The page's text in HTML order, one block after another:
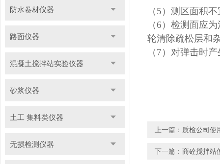
防水卷材仪器
路面仪器
混凝土搅拌站实验仪器
砂浆仪器
土工 集料类仪器
无损检测仪器
（5）测区面积
（6）检测面应
轮清除疏松层和
（7）对弹击时
上一篇： 质检公司使
下一篇： 商砼搅拌站